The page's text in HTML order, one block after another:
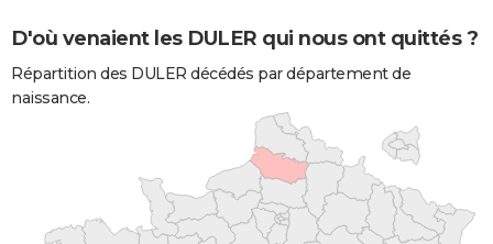
D'où venaient les DULER qui nous ont quittés ?
Répartition des DULER décédés par département de
naissance.